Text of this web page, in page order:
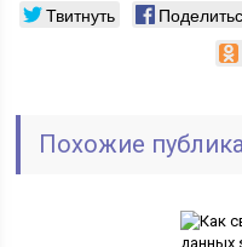
Твитнуть
Похожие